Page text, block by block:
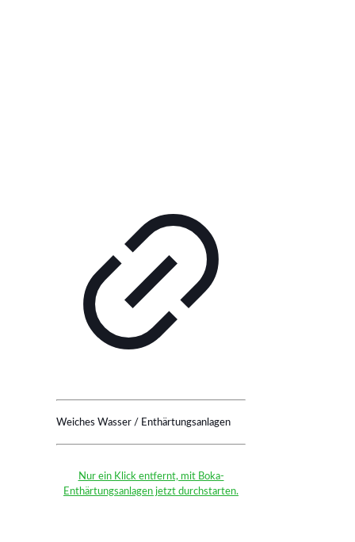
Weiches Wasser / Enthärtungsanlagen
Nur ein Klick entfernt, mit Boka-
Enthärtungsanlagen jetzt durchstarten.